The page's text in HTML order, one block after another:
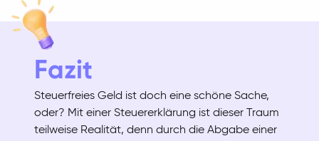
Fazit
Steuerfreies Geld ist doch eine schöne Sache,
oder? Mit einer Steuererklärung ist dieser Traum
teilweise Realität, denn durch die Abgabe einer